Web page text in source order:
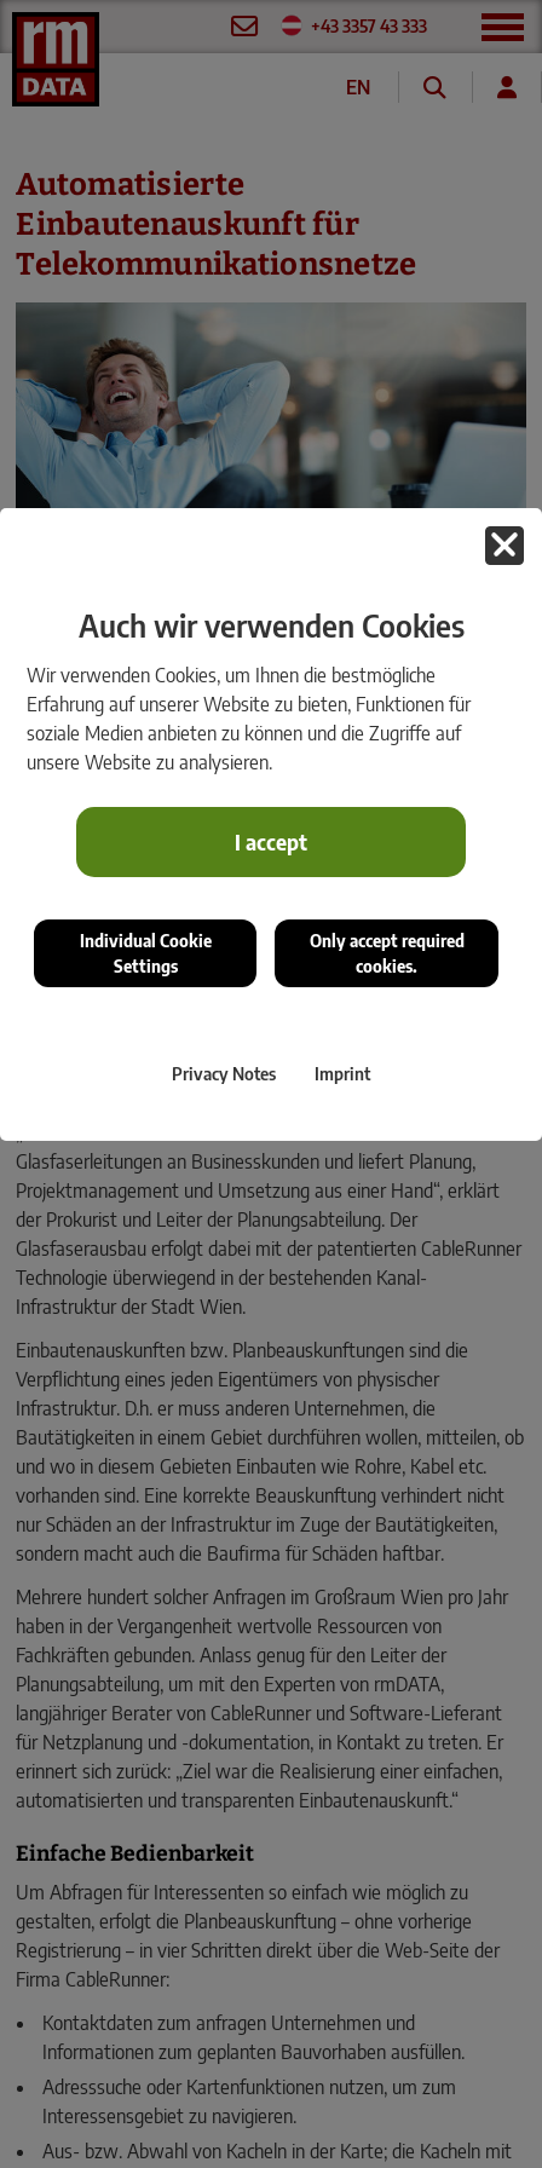
Auch wir verwenden Cookies
Wir verwenden Cookies, um Ihnen die bestmögliche
Erfahrung auf unserer Website zu bieten, Funktionen für
soziale Medien anbieten zu können und die Zugriffe auf
unsere Website zu analysieren.
I accept
Individual Cookie
Settings
Only accept required
cookies.
Privacy Notes Imprint
+43 3357 43 333
EN
Automatisierte
Einbautenauskunft für
Telekommunikationsnetze
transparenten Einbautenaus­kunft für Telekommunikationsnetze ist
CableRunner, Betreiber eines Telekommunikationsnetzes
Glasfaserleitungen an Businesskunden und liefert Planung,
Projektmanagement und Umsetzung aus einer Hand“, erklärt
der Prokurist und Leiter der Planungsabteilung. Der
Glasfaserausbau erfolgt dabei mit der patentierten CableRunner
Technologie überwiegend in der bestehenden Kanal-
Infrastruktur der Stadt Wien.
Einbautenauskunften bzw. Planbeauskunftungen sind die
Verpflichtung eines jeden Eigentümers von physischer
Infrastruktur. D.h. er muss anderen Unternehmen, die
Bautätigkeiten in einem Gebiet durchführen wollen, mitteilen, ob
und wo in diesem Gebieten Einbauten wie Rohre, Kabel etc.
vorhanden sind. Eine korrekte Beauskunftung verhindert nicht
nur Schäden an der Infrastruktur im Zuge der Bautätigkeiten,
sondern macht auch die Baufirma für Schäden haftbar.
Mehrere hundert solcher Anfragen im Großraum Wien pro Jahr
haben in der Vergangenheit wertvolle Ressourcen von
Fachkräften gebunden. Anlass genug für den Leiter der
Planungsabteilung, um mit den Experten von rmDATA,
langjähriger Berater von CableRunner und Software-Lieferant
für Netzplanung und -dokumentation, in Kontakt zu treten. Er
erinnert sich zurück: „Ziel war die Realisierung einer einfachen,
automatisierten und transparenten Einbautenauskunft.“
Einfache Bedienbarkeit
Um Abfragen für Interessenten so einfach wie möglich zu
gestalten, erfolgt die Planbeauskunftung – ohne vorherige
Registrierung – in vier Schritten direkt über die Web-Seite der
Firma CableRunner:
Kontaktdaten zum anfragen Unternehmen und
Informationen zum geplanten Bauvorhaben ausfüllen.
Adresssuche oder Kartenfunktionen nutzen, um zum
Interessensgebiet zu navigieren.
Aus- bzw. Abwahl von Kacheln in der Karte; die Kacheln mit